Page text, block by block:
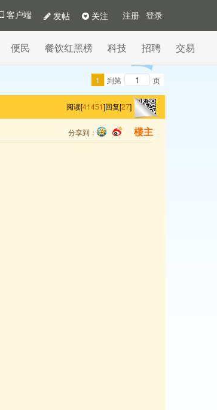
注册 登录
关注
发帖
客户端
便民 餐饮红黑榜 科技 招聘 交易
1 到第 页
阅读[41451]回复[27]
楼主
分享到：
qq
sina